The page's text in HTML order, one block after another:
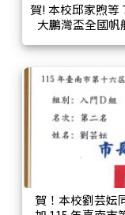
賀! 本校邱家煦等
大鵬灣盃全國帆
賀！本校劉芸妘